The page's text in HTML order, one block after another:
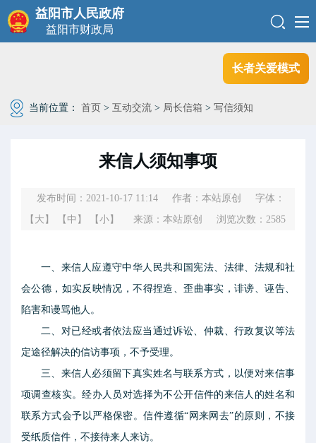
长者关爱模式
益阳市人民政府
益阳市财政局
当前位置： 首页 > 互动交流 > 局长信箱 > 写信须知
来信人须知事项
发布时间：2021-10-17 11:14 作者：本站原创
字体：
【大】
【中】 【小】 来源：本站原创 浏览次数： 2585
一、来信人应遵守中华人民共和国宪法、法律、法规和社
会公德，如实反映情况，不得捏造、歪曲事实，诽谤、诬告、
陷害和谩骂他人。
二、对已经或者依法应当通过诉讼、仲裁、行政复议等法
定途径解决的信访事项，不予受理。
三、来信人必须留下真实姓名与联系方式，以便对来信事
项调查核实。经办人员对选择为不公开信件的来信人的姓名和
联系方式会予以严格保密。信件遵循“网来网去”的原则，不接
受纸质信件，不接待来人来访。